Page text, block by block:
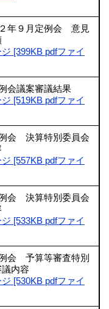
年９月定例会 意見
ジ [399KB pdfファイ
会議案審議結果
ジ [519KB pdfファイ
会 決算特別委員会
ジ [557KB pdfファイ
会 決算特別委員会
ジ [533KB pdfファイ
会 予算等審査特別
内容
ジ [530KB pdfファイ